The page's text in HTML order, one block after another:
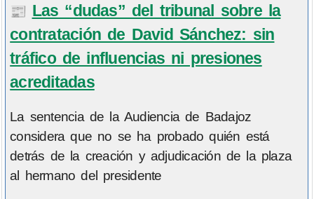
📰 Las “dudas” del tribunal sobre la
contratación de David Sánchez: sin
tráfico de influencias ni presiones
acreditadas
La sentencia de la Audiencia de Badajoz
considera que no se ha probado quién está
detrás de la creación y adjudicación de la plaza
al hermano del presidente